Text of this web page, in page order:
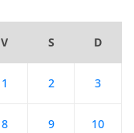
V S D
1 2 3
8 9 10